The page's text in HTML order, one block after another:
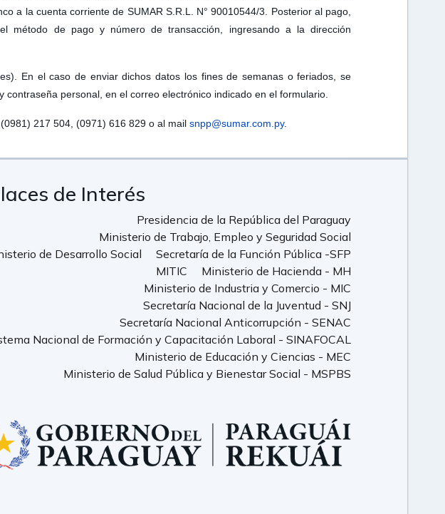
a la cuenta corriente de SUMAR S.R.L. N° 90010544/3. Posterior al pago,
método de pago y número de transacción, ingresando a la dirección
En el caso de enviar dichos datos los fines de semanas o feriados, se
personal, en el correo electrónico indicado en el formulario.
217 504, (0971) 616 829 o al mail snpp@sumar.com.py.
de Interés
Presidencia de la República del Paraguay
Ministerio de Trabajo, Empleo y Seguridad Social
de Desarrollo Social
Secretaría de la Función Pública -SFP
MITIC
Ministerio de Hacienda - MH
Ministerio de Industria y Comercio - MIC
Secretaría Nacional de la Juventud - SNJ
Secretaría Nacional Anticorrupción - SENAC
Nacional de Formación y Capacitación Laboral - SINAFOCAL
Ministerio de Educación y Ciencias - MEC
Ministerio de Salud Pública y Bienestar Social - MSPBS